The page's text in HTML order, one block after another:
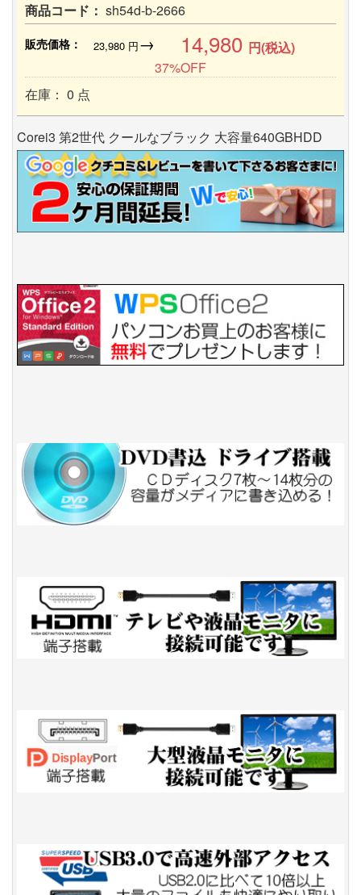
商品コード： sh54d-b-2666
販売価格： 23,980円→ 14,980 円(税込)
37%OFF
在庫： 0 点
Corei3 第2世代 クールなブラック 大容量640GBHDD